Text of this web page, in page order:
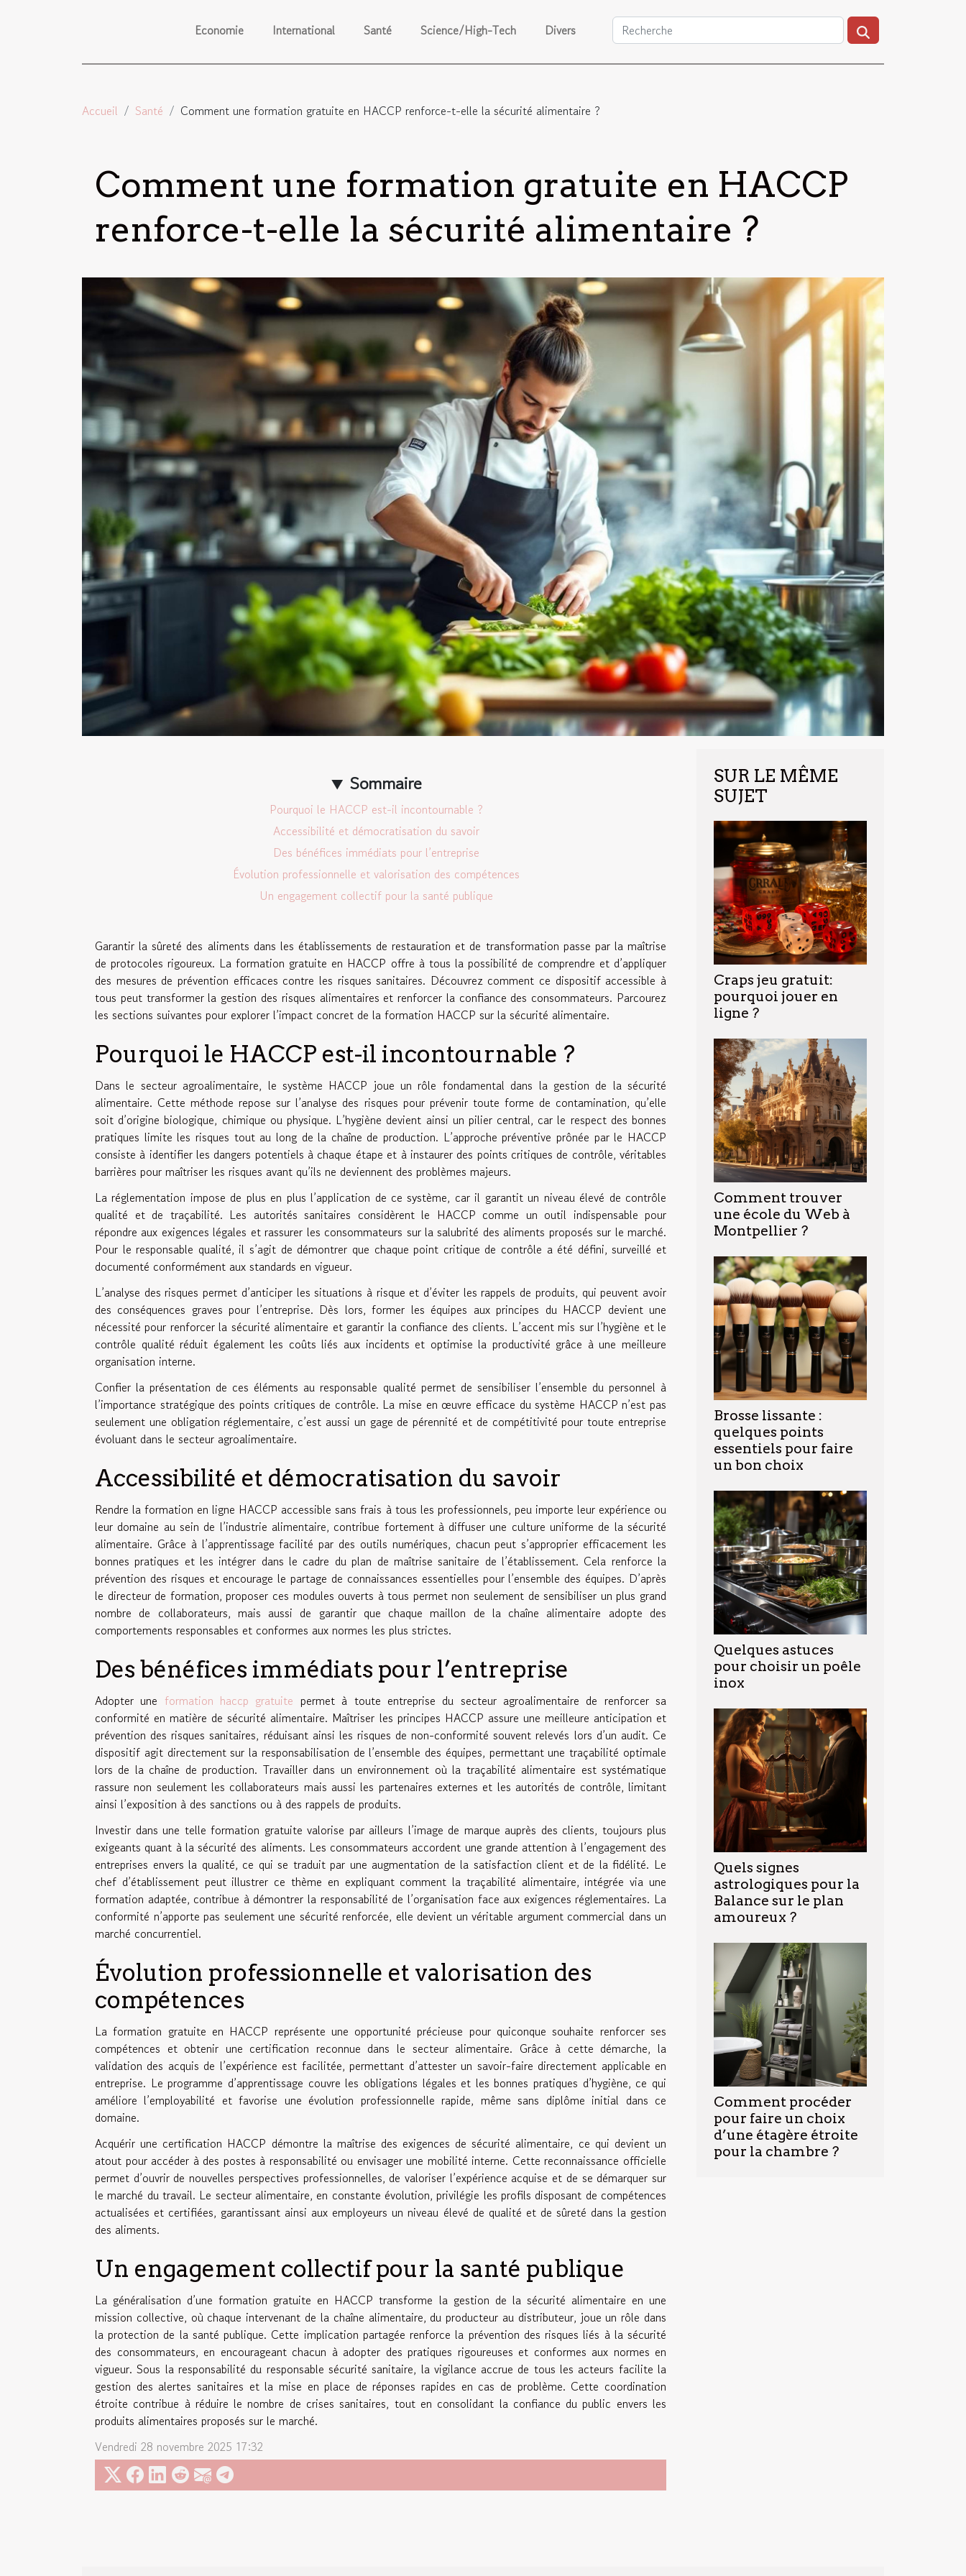
Economie International Santé Science/High-Tech Divers
Accueil Santé Comment une formation gratuite en HACCP renforce-t-elle la sécurité alimentaire ?
Comment une formation gratuite en HACCP
renforce-t-elle la sécurité alimentaire ?
Sommaire
Pourquoi le HACCP est-il incontournable ?
Accessibilité et démocratisation du savoir
Des bénéfices immédiats pour l’entreprise
Évolution professionnelle et valorisation des compétences
Un engagement collectif pour la santé publique
Garantir la sûreté des aliments dans les établissements de restauration et de transformation passe par la maîtrise
de protocoles rigoureux. La formation gratuite en HACCP offre à tous la possibilité de comprendre et d’appliquer
des mesures de prévention efficaces contre les risques sanitaires. Découvrez comment ce dispositif accessible à
tous peut transformer la gestion des risques alimentaires et renforcer la confiance des consommateurs. Parcourez
les sections suivantes pour explorer l’impact concret de la formation HACCP sur la sécurité alimentaire.
Pourquoi le HACCP est-il incontournable ?
Dans le secteur agroalimentaire, le système HACCP joue un rôle fondamental dans la gestion de la sécurité
alimentaire. Cette méthode repose sur l’analyse des risques pour prévenir toute forme de contamination, qu’elle
soit d’origine biologique, chimique ou physique. L’hygiène devient ainsi un pilier central, car le respect des bonnes
pratiques limite les risques tout au long de la chaîne de production. L’approche préventive prônée par le HACCP
consiste à identifier les dangers potentiels à chaque étape et à instaurer des points critiques de contrôle, véritables
barrières pour maîtriser les risques avant qu’ils ne deviennent des problèmes majeurs.
La réglementation impose de plus en plus l’application de ce système, car il garantit un niveau élevé de contrôle
qualité et de traçabilité. Les autorités sanitaires considèrent le HACCP comme un outil indispensable pour
répondre aux exigences légales et rassurer les consommateurs sur la salubrité des aliments proposés sur le marché.
Pour le responsable qualité, il s’agit de démontrer que chaque point critique de contrôle a été défini, surveillé et
documenté conformément aux standards en vigueur.
L’analyse des risques permet d’anticiper les situations à risque et d’éviter les rappels de produits, qui peuvent avoir
des conséquences graves pour l’entreprise. Dès lors, former les équipes aux principes du HACCP devient une
nécessité pour renforcer la sécurité alimentaire et garantir la confiance des clients. L’accent mis sur l’hygiène et le
contrôle qualité réduit également les coûts liés aux incidents et optimise la productivité grâce à une meilleure
organisation interne.
Confier la présentation de ces éléments au responsable qualité permet de sensibiliser l’ensemble du personnel à
l’importance stratégique des points critiques de contrôle. La mise en œuvre efficace du système HACCP n’est pas
seulement une obligation réglementaire, c’est aussi un gage de pérennité et de compétitivité pour toute entreprise
évoluant dans le secteur agroalimentaire.
Accessibilité et démocratisation du savoir
Rendre la formation en ligne HACCP accessible sans frais à tous les professionnels, peu importe leur expérience ou
leur domaine au sein de l’industrie alimentaire, contribue fortement à diffuser une culture uniforme de la sécurité
alimentaire. Grâce à l’apprentissage facilité par des outils numériques, chacun peut s’approprier efficacement les
bonnes pratiques et les intégrer dans le cadre du plan de maîtrise sanitaire de l’établissement. Cela renforce la
prévention des risques et encourage le partage de connaissances essentielles pour l’ensemble des équipes. D’après
le directeur de formation, proposer ces modules ouverts à tous permet non seulement de sensibiliser un plus grand
nombre de collaborateurs, mais aussi de garantir que chaque maillon de la chaîne alimentaire adopte des
comportements responsables et conformes aux normes les plus strictes.
Des bénéfices immédiats pour l’entreprise
Adopter une formation haccp gratuite permet à toute entreprise du secteur agroalimentaire de renforcer sa
conformité en matière de sécurité alimentaire. Maîtriser les principes HACCP assure une meilleure anticipation et
prévention des risques sanitaires, réduisant ainsi les risques de non-conformité souvent relevés lors d’un audit. Ce
dispositif agit directement sur la responsabilisation de l’ensemble des équipes, permettant une traçabilité optimale
lors de la chaîne de production. Travailler dans un environnement où la traçabilité alimentaire est systématique
rassure non seulement les collaborateurs mais aussi les partenaires externes et les autorités de contrôle, limitant
ainsi l’exposition à des sanctions ou à des rappels de produits.
Investir dans une telle formation gratuite valorise par ailleurs l’image de marque auprès des clients, toujours plus
exigeants quant à la sécurité des aliments. Les consommateurs accordent une grande attention à l’engagement des
entreprises envers la qualité, ce qui se traduit par une augmentation de la satisfaction client et de la fidélité. Le
chef d’établissement peut illustrer ce thème en expliquant comment la traçabilité alimentaire, intégrée via une
formation adaptée, contribue à démontrer la responsabilité de l’organisation face aux exigences réglementaires. La
conformité n’apporte pas seulement une sécurité renforcée, elle devient un véritable argument commercial dans un
marché concurrentiel.
Évolution professionnelle et valorisation des
compétences
La formation gratuite en HACCP représente une opportunité précieuse pour quiconque souhaite renforcer ses
compétences et obtenir une certification reconnue dans le secteur alimentaire. Grâce à cette démarche, la
validation des acquis de l’expérience est facilitée, permettant d’attester un savoir-faire directement applicable en
entreprise. Le programme d’apprentissage couvre les obligations légales et les bonnes pratiques d’hygiène, ce qui
améliore l’employabilité et favorise une évolution professionnelle rapide, même sans diplôme initial dans ce
domaine.
Acquérir une certification HACCP démontre la maîtrise des exigences de sécurité alimentaire, ce qui devient un
atout pour accéder à des postes à responsabilité ou envisager une mobilité interne. Cette reconnaissance officielle
permet d’ouvrir de nouvelles perspectives professionnelles, de valoriser l’expérience acquise et de se démarquer sur
le marché du travail. Le secteur alimentaire, en constante évolution, privilégie les profils disposant de compétences
actualisées et certifiées, garantissant ainsi aux employeurs un niveau élevé de qualité et de sûreté dans la gestion
des aliments.
Un engagement collectif pour la santé publique
La généralisation d’une formation gratuite en HACCP transforme la gestion de la sécurité alimentaire en une
mission collective, où chaque intervenant de la chaîne alimentaire, du producteur au distributeur, joue un rôle dans
la protection de la santé publique. Cette implication partagée renforce la prévention des risques liés à la sécurité
des consommateurs, en encourageant chacun à adopter des pratiques rigoureuses et conformes aux normes en
vigueur. Sous la responsabilité du responsable sécurité sanitaire, la vigilance accrue de tous les acteurs facilite la
gestion des alertes sanitaires et la mise en place de réponses rapides en cas de problème. Cette coordination
étroite contribue à réduire le nombre de crises sanitaires, tout en consolidant la confiance du public envers les
produits alimentaires proposés sur le marché.
Vendredi 28 novembre 2025 17:32
SUR LE MÊME
SUJET
Craps jeu gratuit:
pourquoi jouer en
ligne ?
Comment trouver
une école du Web à
Montpellier ?
Brosse lissante :
quelques points
essentiels pour faire
un bon choix
Quelques astuces
pour choisir un poêle
inox
Quels signes
astrologiques pour la
Balance sur le plan
amoureux ?
Comment procéder
pour faire un choix
d’une étagère étroite
pour la chambre ?